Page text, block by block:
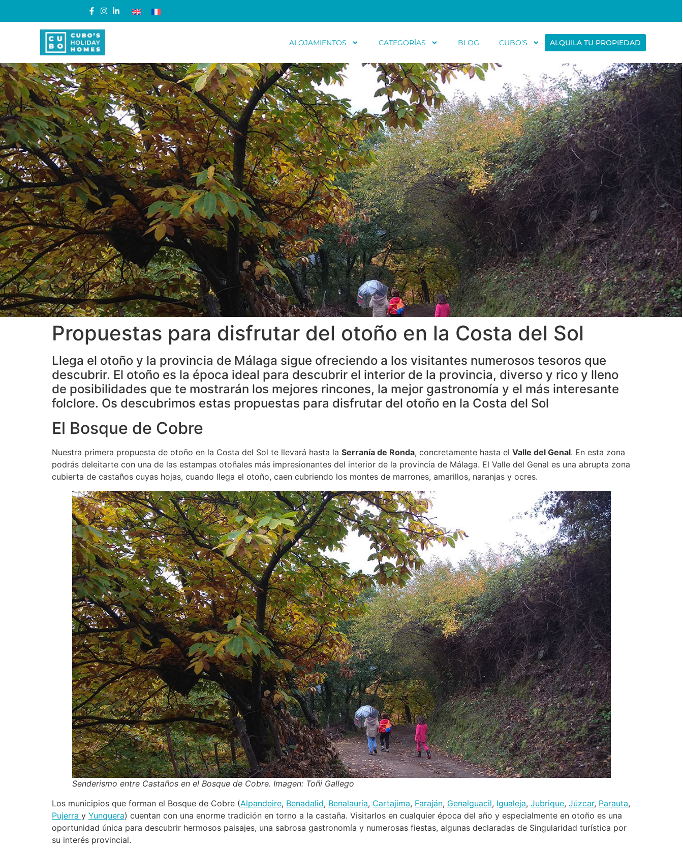
ALQUILA TU PROPIEDAD
ALOJAMIENTOS CATEGORÍAS BLOG CUBO’S
Propuestas para disfrutar del otoño en la Costa del Sol
Llega el otoño y la provincia de Málaga sigue ofreciendo a los visitantes numerosos tesoros que
descubrir. El otoño es la época ideal para descubrir el interior de la provincia, diverso y rico y lleno
de posibilidades que te mostrarán los mejores rincones, la mejor gastronomía y el más interesante
folclore. Os descubrimos estas propuestas para disfrutar del otoño en la Costa del Sol
El Bosque de Cobre
Nuestra primera propuesta de otoño en la Costa del Sol te llevará hasta la Serranía de Ronda, concretamente hasta el Valle del Genal. En esta zona
podrás deleitarte con una de las estampas otoñales más impresionantes del interior de la provincia de Málaga. El Valle del Genal es una abrupta zona
cubierta de castaños cuyas hojas, cuando llega el otoño, caen cubriendo los montes de marrones, amarillos, naranjas y ocres.
Senderismo entre Castaños en el Bosque de Cobre. Imagen: Toñi Gallego
Los municipios que forman el Bosque de Cobre (Alpandeire, Benadalid, Benalauría, Cartajima, Faraján, Genalguacil, Igualeja, Jubrique, Júzcar, Parauta,
Pujerra y Yunquera) cuentan con una enorme tradición en torno a la castaña. Visitarlos en cualquier época del año y especialmente en otoño es una
oportunidad única para descubrir hermosos paisajes, una sabrosa gastronomía y numerosas fiestas, algunas declaradas de Singularidad turística por
su interés provincial.